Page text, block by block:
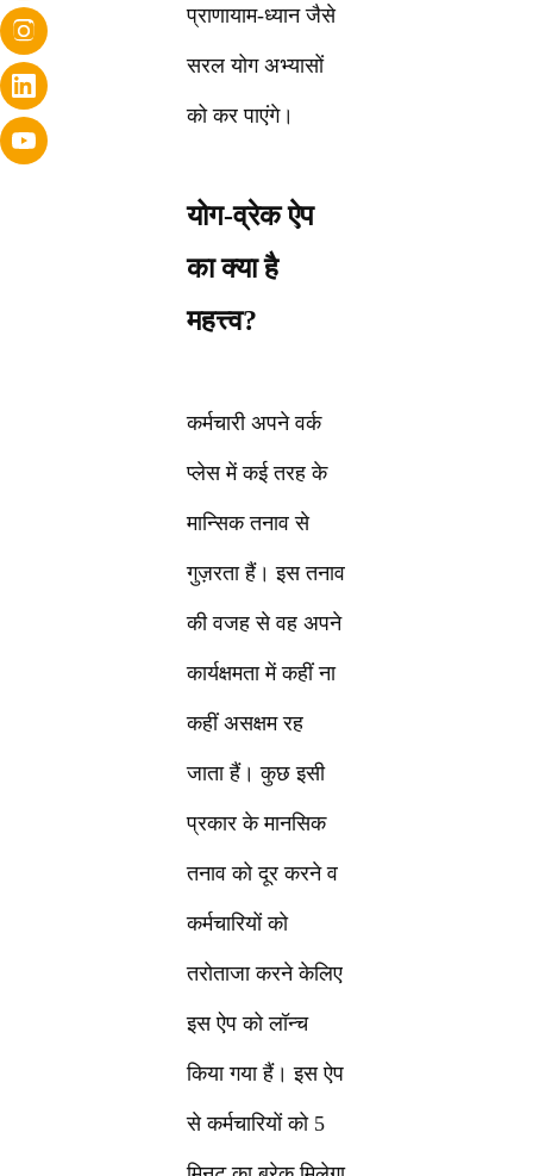
प्राणायाम-ध्यान जैसे
सरल योग अभ्यासों
को कर पाएंगे।
योग-व्रेक ऐप
का क्या है
महत्त्व?
कर्मचारी अपने वर्क
प्लेस में कई तरह के
मान्सिक तनाव से
गुज़रता हैं। इस तनाव
की वजह से वह अपने
कार्यक्षमता में कहीं ना
कहीं असक्षम रह
जाता हैं। कुछ इसी
प्रकार के मानसिक
तनाव को दूर करने व
कर्मचारियों को
तरोताजा करने केलिए
इस ऐप को लॉन्च
किया गया हैं। इस ऐप
से कर्मचारियों को 5